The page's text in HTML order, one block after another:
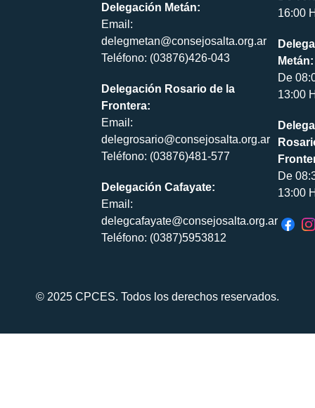
Delegación Metán:
Email:
delegmetan@consejosalta.org.ar
Teléfono: (03876)426-043
Delegación Rosario de la
Frontera:
Email:
delegrosario@consejosalta.org.ar
Teléfono: (03876)481-577
Delegación Cafayate:
Email:
delegcafayate@consejosalta.org.ar
Teléfono: (0387)5953812
16:00
Metán:
De
13:00
De
13:00
© 2025 CPCES. Todos los derechos reservados.